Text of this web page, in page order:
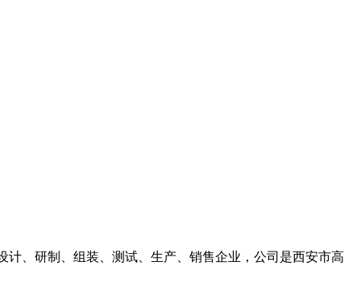
计、研制、组装、测试、生产、销售企业，公司是西安市高